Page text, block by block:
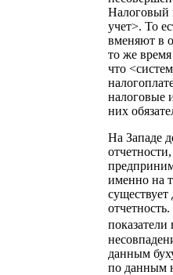
Налоговый
учет>. То
вменяют в
то же
что
налоговые
них
На Западе
именно на
существует
данным
по данным